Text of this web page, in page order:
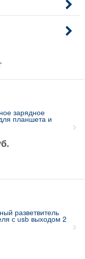
зарядное
планшета и
разветвитель
с usb выходом 2